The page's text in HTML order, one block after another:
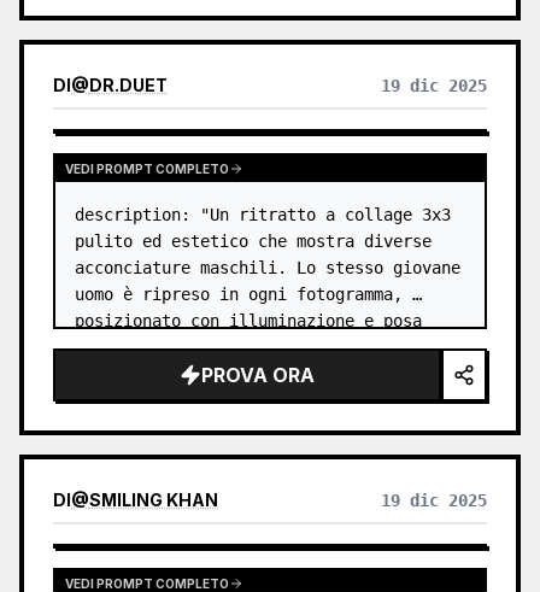
DI@DR.DUET 19 dic 2025
VEDI PROMPT COMPLETO
description: "Un ritratto a collage 3x3
pulito ed estetico che mostra diverse
acconciature maschili. Lo stesso giovane
uomo è ripreso in ogni fotogramma,
posizionato con illuminazione e posa
coerenti, creando una griglia di
confronto di stili.PROVA ORA
DI@SMILING KHAN 19 dic 2025
VEDI PROMPT COMPLETO